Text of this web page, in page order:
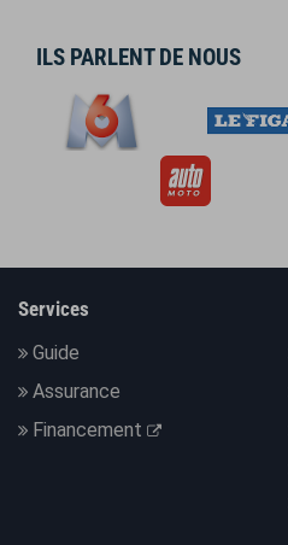
ILS PARLENT DE NOUS
Services
Guide
Assurance
Financement